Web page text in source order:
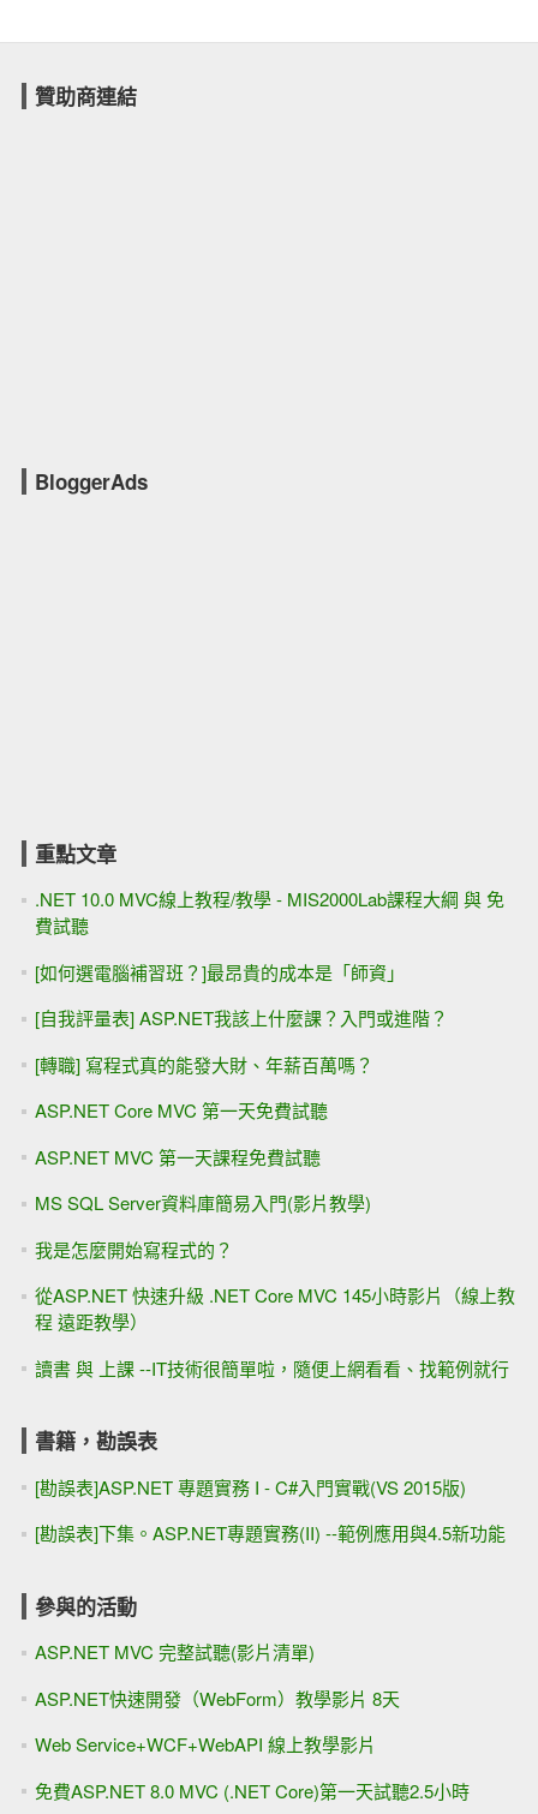
贊助商連結
BloggerAds
重點文章
.NET 10.0 MVC線上教程/教學 - MIS2000Lab課程大綱 與 免
費試聽
[如何選電腦補習班？]最昂貴的成本是「師資」
[自我評量表] ASP.NET我該上什麼課？入門或進階？
[轉職] 寫程式真的能發大財、年薪百萬嗎？
ASP.NET Core MVC 第一天免費試聽
ASP.NET MVC 第一天課程免費試聽
MS SQL Server資料庫簡易入門(影片教學)
我是怎麼開始寫程式的？
從ASP.NET 快速升級 .NET Core MVC 145小時影片（線上教
程 遠距教學）
讀書 與 上課 --IT技術很簡單啦，隨便上網看看、找範例就行
書籍，勘誤表
[勘誤表]ASP.NET 專題實務 I - C#入門實戰(VS 2015版)
[勘誤表]下集。ASP.NET專題實務(II) --範例應用與4.5新功能
參與的活動
ASP.NET MVC 完整試聽(影片清單)
ASP.NET快速開發（WebForm）教學影片 8天
Web Service+WCF+WebAPI 線上教學影片
免費ASP.NET 8.0 MVC (.NET Core)第一天試聽2.5小時